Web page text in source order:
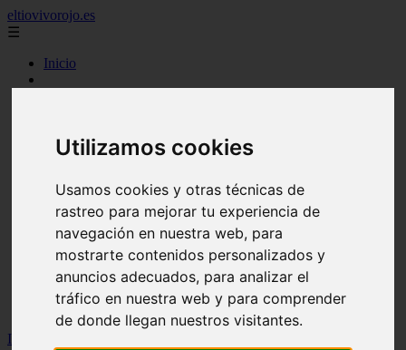
Utilizamos cookies
Usamos cookies y otras técnicas de
rastreo para mejorar tu experiencia de
navegación en nuestra web, para
mostrarte contenidos personalizados y
anuncios adecuados, para analizar el
tráfico en nuestra web y para comprender
de donde llegan nuestros visitantes.
eltiovivorojo.es
☰
Inicio
carnes
comidas
huevos
mariscos
postres
producto
reposteria
venezuela
verduras
Inicio